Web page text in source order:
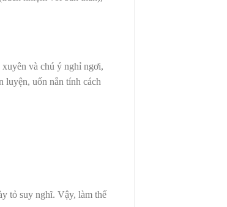
và chú ý nghỉ ngơi,
luyện, uốn nắn tính cách
tỏ suy nghĩ. Vậy, làm thế